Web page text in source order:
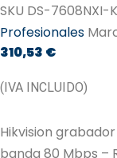
SKU DS-7608NXI-
Profesionales
310,53 €
(IVA INCLUIDO)
Hikvision grabador
banda 80 Mbps –